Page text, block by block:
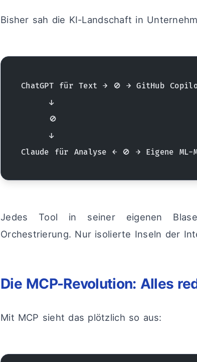
Bisher sah die KI-Landschaft in
ChatGPT für Text → 🚫 → GitHub
↓
🚫
↓
Claude für Analyse ← 🚫 → Eigene ML-
Jedes Tool in seiner eigenen
Orchestrierung. Nur isolierte Inseln der
Die MCP-Revolution: Alles
Mit MCP sieht das plötzlich so aus: